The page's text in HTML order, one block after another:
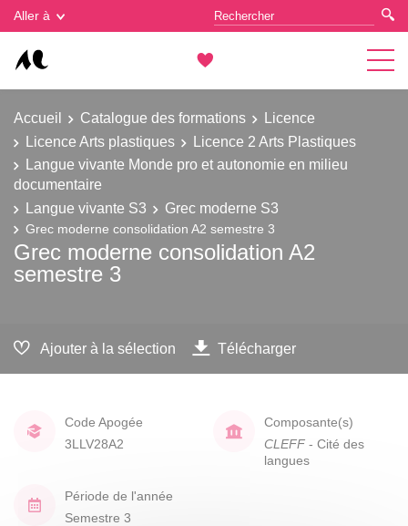
Aller à
Accueil Catalogue des formations
Licence
Licence Arts plastiques
Licence 2 Arts Plastiques
Langue vivante Monde pro et autonomie en milieu
documentaire
Langue vivante S3
Grec moderne S3
Grec moderne consolidation A2 semestre 3
Grec moderne consolidation A2
semestre 3
Ajouter à la sélection Télécharger
Code Apogée
3LLV28A2
Composante(s)
CLEFF - Cité des
langues
Période de l'année
Semestre 3
Gestion des cookies